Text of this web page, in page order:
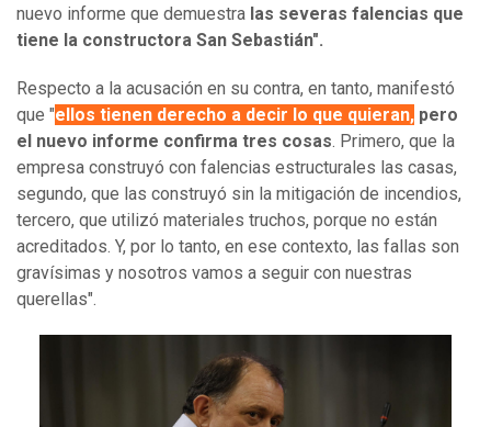
nuevo informe que demuestra las severas falencias que
tiene la constructora San Sebastián".
Respecto a la acusación en su contra, en tanto, manifestó
que "ellos tienen derecho a decir lo que quieran, pero
el nuevo informe confirma tres cosas. Primero, que la
empresa construyó con falencias estructurales las casas,
segundo, que las construyó sin la mitigación de incendios,
tercero, que utilizó materiales truchos, porque no están
acreditados. Y, por lo tanto, en ese contexto, las fallas son
gravísimas y nosotros vamos a seguir con nuestras
querellas".